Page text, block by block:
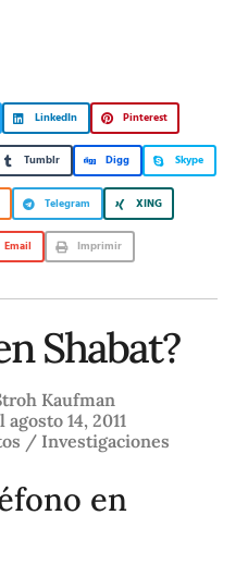
LinkedIn Pinterest
Tumblr Digg Skype
Telegram XING
Email Imprimir
Shabat?
Kaufman
agosto 14, 2011
/ Investigaciones
en